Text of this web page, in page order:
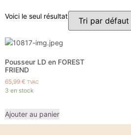
Voici le seul résultat
Pousseur LD en FOREST
FRIEND
65,99 € TVAC
3 en stock
Ajouter au panier